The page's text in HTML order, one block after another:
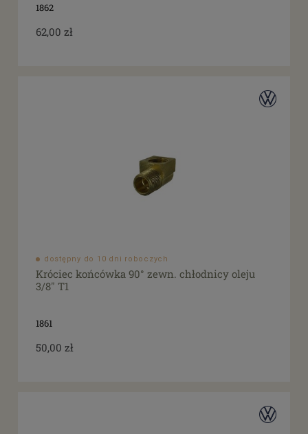
1862
62,00 zł
dostępny do 10 dni roboczych
Króciec końcówka 90° zewn. chłodnicy oleju
3/8" T1
1861
50,00 zł